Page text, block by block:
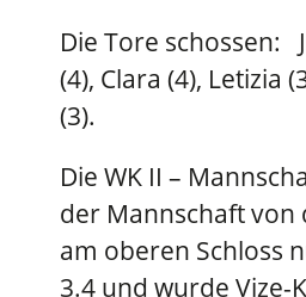
Die Tore schossen:
(4), Clara (4), Letizia
(3).
Die WK II –
der Mannschaft von
am oberen Schloss
3.4 und wurde Vize-